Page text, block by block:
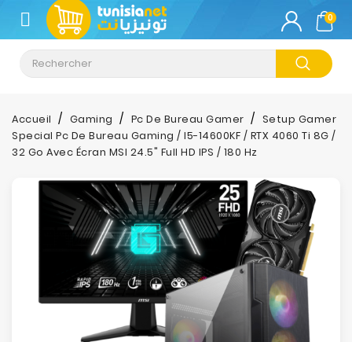
CATÉGORIE
Climatisation
Informatique
Téléphonie
Tablette
Impression
TV-
0
Accueil Gaming Pc De Bureau Gamer
Setup Gamer
Special Pc De Bureau Gaming / I5-14600KF / RTX 4060 Ti 8G /
32 Go Avec Écran MSI 24.5" Full HD IPS / 180 Hz